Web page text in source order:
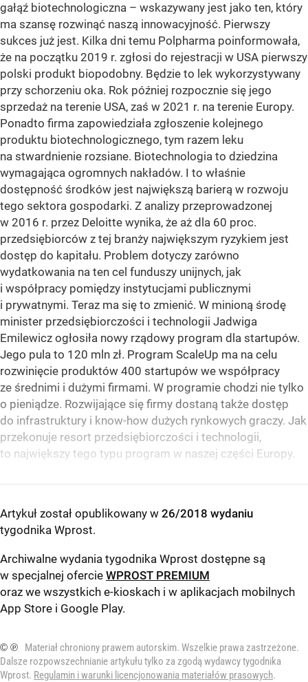
gałąź biotechnologiczna – wskazywany jest jako ten, który
ma szansę rozwinąć naszą innowacyjność. Pierwszy
sukces już jest. Kilka dni temu Polpharma poinformowała,
że na początku 2019 r. zgłosi do rejestracji w USA pierwszy
polski produkt biopodobny. Będzie to lek wykorzystywany
przy schorzeniu oka. Rok później rozpocznie się jego
sprzedaż na terenie USA, zaś w 2021 r. na terenie Europy.
Ponadto firma zapowiedziała zgłoszenie kolejnego
produktu biotechnologicznego, tym razem leku
na stwardnienie rozsiane. Biotechnologia to dziedzina
wymagająca ogromnych nakładów. I to właśnie
dostępność środków jest największą barierą w rozwoju
tego sektora gospodarki. Z analizy przeprowadzonej
w 2016 r. przez Deloitte wynika, że aż dla 60 proc.
przedsiębiorców z tej branży największym ryzykiem jest
dostęp do kapitału. Problem dotyczy zarówno
wydatkowania na ten cel funduszy unijnych, jak
i współpracy pomiędzy instytucjami publicznymi
i prywatnymi. Teraz ma się to zmienić. W minioną środę
minister przedsiębiorczości i technologii Jadwiga
Emilewicz ogłosiła nowy rządowy program dla startupów.
Jego pula to 120 mln zł. Program ScaleUp ma na celu
rozwinięcie produktów 400 startupów we współpracy
ze średnimi i dużymi firmami. W programie chodzi nie tylko
o pieniądze. Rozwijające się firmy dostaną także dostęp
do infrastruktury i know-how dużych rynkowych graczy. Jak
przekonuje resort przedsiębiorczości i technologii,
to największy tego typu program w naszej części Europy.
Artykuł został opublikowany w 26/2018 wydaniu
tygodnika Wprost.
Archiwalne wydania tygodnika Wprost dostępne są
w specjalnej ofercie WPROST PREMIUM
oraz we wszystkich e-kioskach i w aplikacjach mobilnych
App Store i Google Play.
© ℗
Materiał chroniony prawem autorskim. Wszelkie prawa zastrzeżone.
Dalsze rozpowszechnianie artykułu tylko za zgodą wydawcy tygodnika
Wprost. Regulamin i warunki licencjonowania materiałów prasowych.